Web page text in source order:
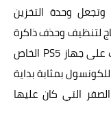
وحدة التخزين
لتنظيف وحذف ذاكرة
التخزين المؤقت من أجل تحسين أداء الألعاب على جهاز PS5 الخاص
بمثابة بداية
التي كان عليها